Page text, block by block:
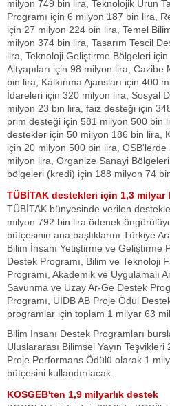
milyon 749 bin lira, Teknolojik Ürün
Programı için 6 milyon 187 bin lira,
için 27 milyon 224 bin lira, Temel
milyon 374 bin lira, Tasarım Tescil
lira, Teknoloji Geliştirme Bölgeleri
Altyapıları için 98 milyon lira,
bin lira, Kalkınma Ajansları için 400
İdareleri için 320 milyon lira, Sosyal
milyon 23 bin lira, faiz desteği için
prim desteği için 581 milyon 500 bin
destekler için 50 milyon 186 bin lira,
için 20 milyon 500 bin lira, OSB'lerde
milyon lira, Organize Sanayi
bölgeleri (kredi) için 188 milyon 74 bin
TÜBİTAK destekleri için 1,3 milyar
TÜBİTAK bünyesinde verilen
milyon 792 bin lira ödenek
bütçesinin ana başlıklarını Türkiye
Bilim İnsanı Yetiştirme ve Geliştirme
Destek Programı, Bilim ve Teknoloji
Programı, Akademik ve Uygulamalı
Savunma ve Uzay Ar-Ge Destek
Programı, UİDB AB Proje Ödül
programlar için toplam 1 milyar 63
Bilim İnsanı Destek Programları
Uluslararası Bilimsel Yayın
Proje Performans Ödülü olarak 1
bütçesini kullandırılacak.
KOSGEB'ten 1,9 milyarlık destek